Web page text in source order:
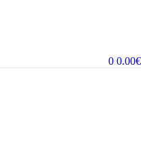
0 0.00€